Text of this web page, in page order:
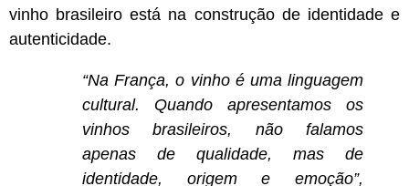
vinho brasileiro está na construção de identidade e
autenticidade.
“Na França, o vinho é uma linguagem
cultural. Quando apresentamos os
vinhos brasileiros, não falamos
apenas de qualidade, mas de
identidade, origem e emoção”,